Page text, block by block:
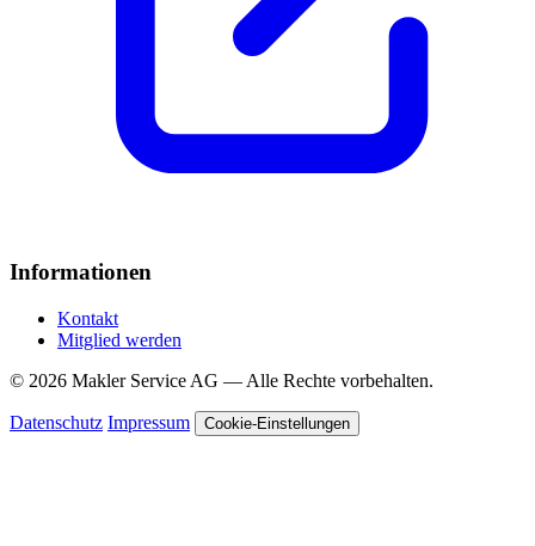
Informationen
Kontakt
Mitglied werden
© 2026 Makler Service AG — Alle Rechte vorbehalten.
Datenschutz Impressum Cookie-Einstellungen